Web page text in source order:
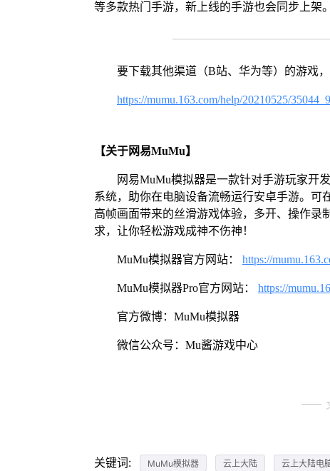
等多款热门手游，新上线的手游也会同步上架。
要下载其他渠道（B站、华为等）的游戏，
https://mumu.163.com/help/20210525/
【关于网易MuMu】
网易MuMu模拟器是一款针对手游玩家开
系统，助你在电脑设备流畅运行安卓手游。可
高帧画面带来的丝滑游戏体验，多开、操作录
求，让你轻松游戏成神不伤神！
MuMu模拟器官方网站： https://
MuMu模拟器Pro官方网站： https://
官方微博：MuMu模拟器
微信公众号：Mu酱游戏中心
关键词: MuMu模拟器 云上大陆 云上大陆电